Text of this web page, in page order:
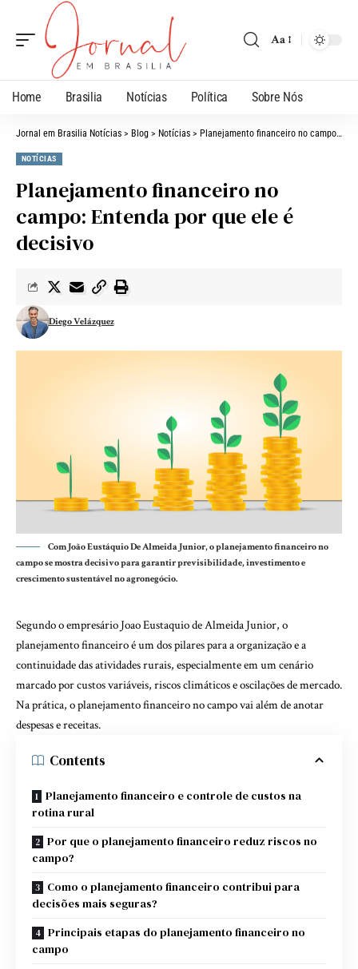
Aa
Home Brasilia Notícias Política Sobre Nós
Jornal em Brasilia Notícias > Blog > Notícias > Planejamento financeiro no campo: Entenda por que ele é decisivo
NOTÍCIAS
Planejamento financeiro no
campo: Entenda por que ele é
decisivo
Diego Velázquez
Com João Eustáquio De Almeida Junior, o planejamento financeiro no
campo se mostra decisivo para garantir previsibilidade, investimento e
crescimento sustentável no agronegócio.
Segundo o empresário Joao Eustaquio de Almeida Junior, o
planejamento financeiro é um dos pilares para a organização e a
continuidade das atividades rurais, especialmente em um cenário
marcado por custos variáveis, riscos climáticos e oscilações de mercado.
Na prática, o planejamento financeiro no campo vai além de anotar
despesas e receitas.
Contents
Planejamento financeiro e controle de custos na
rotina rural
Por que o planejamento financeiro reduz riscos no
campo?
Como o planejamento financeiro contribui para
decisões mais seguras?
Principais etapas do planejamento financeiro no
campo